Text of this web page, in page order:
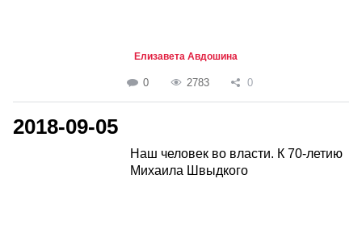
Елизавета Авдошина
0 2783 0
2018-09-05
Наш человек во власти. К 70-летию
Михаила Швыдкого